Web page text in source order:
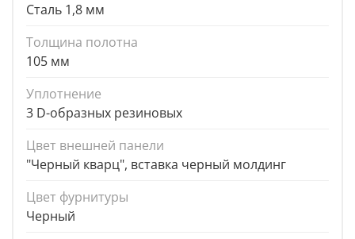
Сталь 1,8 мм
Толщина полотна
105 мм
Уплотнение
3 D-образных резиновых
Цвет внешней панели
"Черный кварц", вставка черный молдинг
Цвет фурнитуры
Черный